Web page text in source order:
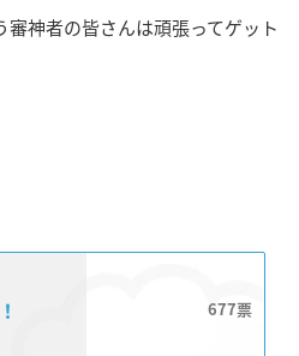
神者の皆さんは頑張ってゲット
677